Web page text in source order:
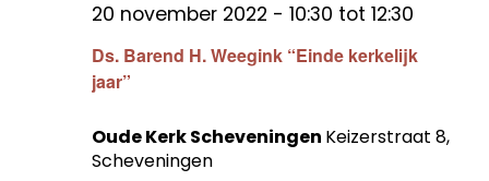
Ds. Barend H. Weegink “Einde kerkelijk
jaar”
20 november 2022 - 10:30 tot 12:30
Oude Kerk Scheveningen Keizerstraat 8,
Scheveningen